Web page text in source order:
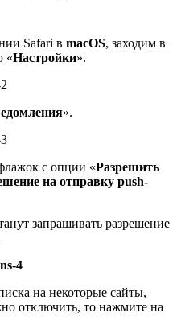
Safari в macOS, заходим в
«Настройки».
».
с опции «Разрешить
на отправку push-
запрашивать разрешение
на некоторые сайты,
отключить, то нажмите на